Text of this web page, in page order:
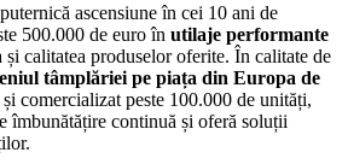
ascensiune în cei 10 ani de
500.000 de euro în utilaje performante
și calitatea produselor oferite. În calitate de
tâmplăriei pe piața din Europa de
comercializat peste 100.000 de unități,
îmbunătățire continuă și oferă soluții